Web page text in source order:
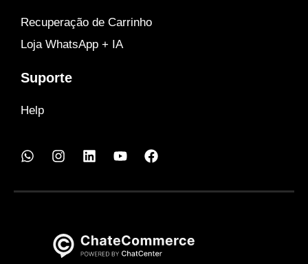
Recuperação de Carrinho
Loja WhatsApp + IA
Suporte
Help